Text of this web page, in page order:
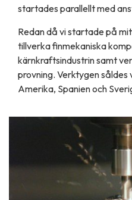
startades parallellt med
Redan då vi startade på
tillverka finmekaniska
kärnkraftsindustrin samt
provning. Verktygen såldes
Amerika, Spanien och